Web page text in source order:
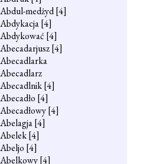
Abdul-medżyd[4]
Abdykacja[4]
Abdykować [4]
Abecadarjusz[4]
Abecadlarka
Abecadlarz
Abecadlnik[4]
Abecadło [4]
Abecadłowy[4]
Abelagja[4]
Abelek[4]
Abeljo [4]
Abelkowy[4]